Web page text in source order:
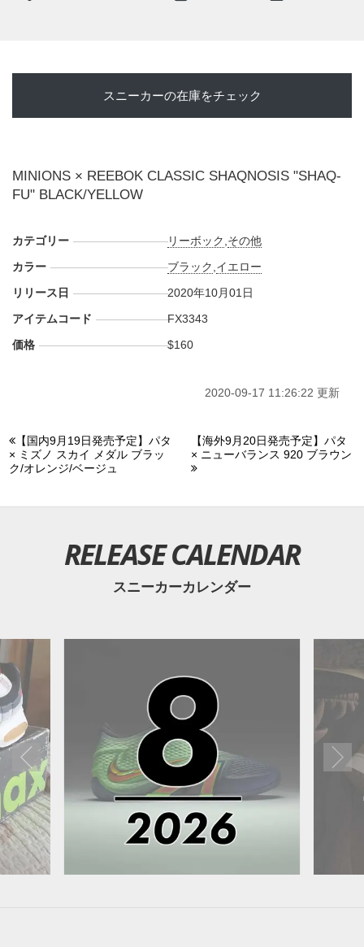
スニーカーの在庫をチェック
MINIONS × REEBOK CLASSIC SHAQNOSIS "SHAQ-
FU" BLACK/YELLOW
カテゴリー リーボック その他
カラー
ブラック イエロー
リリース日
2020年10月01日
アイテムコード
FX3343
価格
$160
2020-09-17 11:26:22 更新
【国内9月19日発売予定】パタ
× ミズノ スカイ メダル ブラッ
ク/オレンジ/ベージュ
【海外9月20日発売予定】パタ
× ニューバランス 920 ブラウン
RELEASE CALENDAR
スニーカーカレンダー